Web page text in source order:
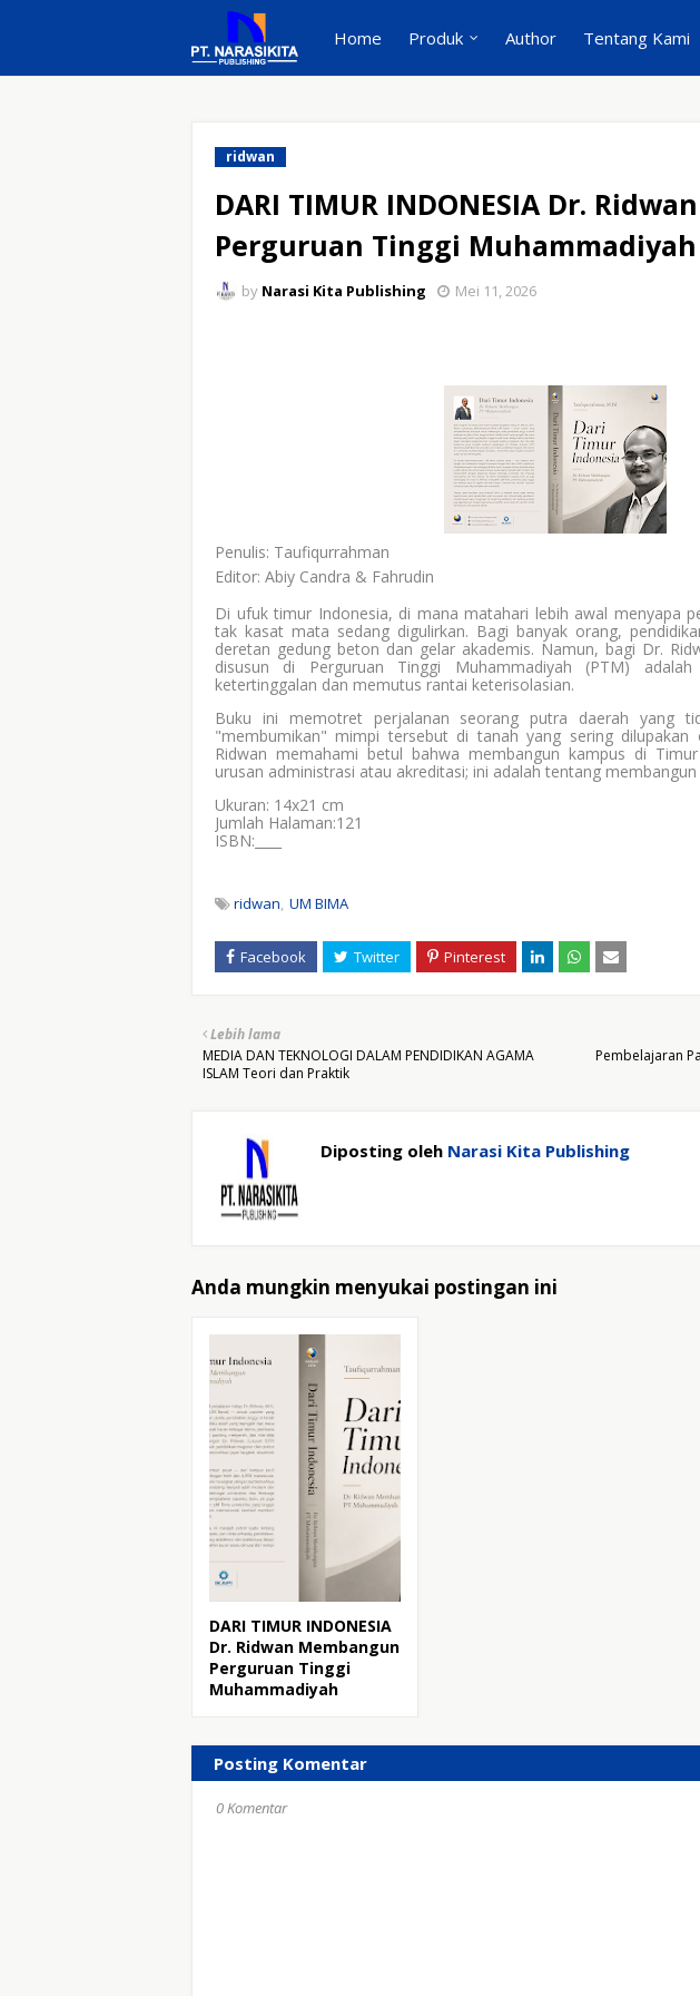
Home Produk Author Tentang Kami
ridwan
DARI TIMUR INDONESIA Dr.
Perguruan Tinggi Muhammadiyah
by Narasi Kita Publishing Mei 11, 2026
Penulis: Taufiqurrahman
Editor: Abiy Candra & Fahrudin
Di ufuk timur Indonesia, di mana matahari lebih awal menyapa
tak kasat mata sedang digulirkan. Bagi banyak orang,
deretan gedung beton dan gelar akademis. Namun, bagi Dr.
disusun di Perguruan Tinggi Muhammadiyah (PTM)
ketertinggalan dan memutus rantai keterisolasian.
Buku ini memotret perjalanan seorang putra daerah yang
"membumikan" mimpi tersebut di tanah yang sering dilupakan
Ridwan memahami betul bahwa membangun kampus di
urusan administrasi atau akreditasi; ini adalah tentang
Ukuran: 14x21 cm
Jumlah Halaman:121
ISBN:____
ridwan UM BIMA
Pembelajaran
Lebih lama
MEDIA DAN TEKNOLOGI DALAM PENDIDIKAN AGAMA
ISLAM Teori dan Praktik
Diposting oleh Narasi Kita Publishing
Anda mungkin menyukai postingan ini
DARI TIMUR INDONESIA
Dr. Ridwan Membangun
Perguruan Tinggi
Muhammadiyah
Posting Komentar
0 Komentar